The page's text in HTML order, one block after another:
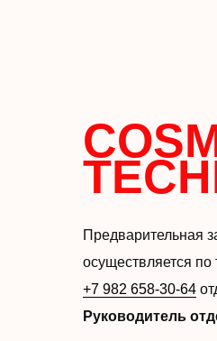
Предварительная
осуществляется
+7 982 658-30-64
Руководитель